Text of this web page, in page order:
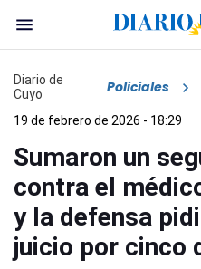
Diario de
Cuyo
Policiales
19 de febrero de 2026 - 18:29
Sumaron un
contra el
y la defensa
juicio por cinco